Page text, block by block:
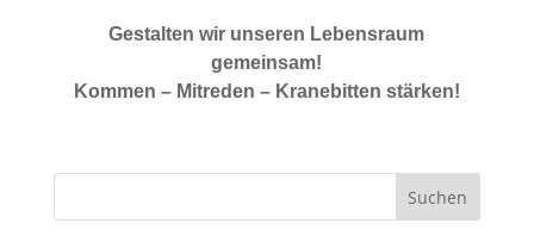
Gestalten wir unseren Lebensraum
gemeinsam!
Kommen – Mitreden – Kranebitten stärken!